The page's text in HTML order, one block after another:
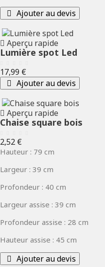
Ajouter au devis
Aperçu rapide
Lumière spot Led
Prix
17,99 €
Ajouter au devis
Aperçu rapide
Chaise square bois
Prix
2,52 €
Hauteur : 79 cm
Largeur : 39 cm
Profondeur : 40 cm
Largeur assise : 39 cm
Profondeur assise : 28 cm
Hauteur assise : 45 cm
Ajouter au devis